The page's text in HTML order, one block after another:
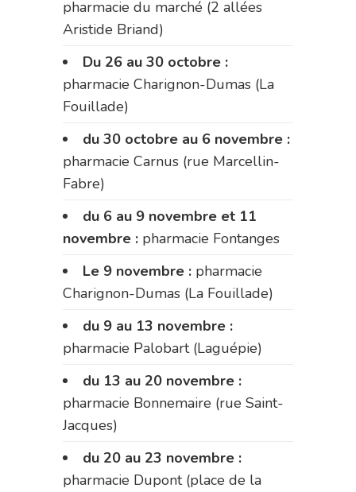
pharmacie du marché (2 allées
Aristide Briand)
Du 26 au 30 octobre :
pharmacie Charignon-Dumas (La
Fouillade)
du 30 octobre au 6 novembre :
pharmacie Carnus (rue Marcellin-
Fabre)
du 6 au 9 novembre et 11
novembre : pharmacie Fontanges
Le 9 novembre : pharmacie
Charignon-Dumas (La Fouillade)
du 9 au 13 novembre :
pharmacie Palobart (Laguépie)
du 13 au 20 novembre :
pharmacie Bonnemaire (rue Saint-
Jacques)
du 20 au 23 novembre :
pharmacie Dupont (place de la